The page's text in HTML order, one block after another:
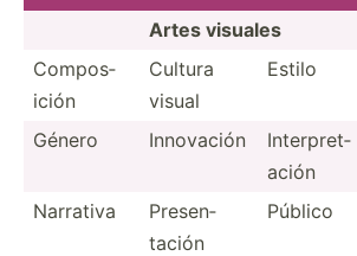
Artes visuales
Compos­
ición
Cultura
visual
Estilo
Género Innovación
Interp­ret­
ación
Narrativa
Presen­
tación
Público